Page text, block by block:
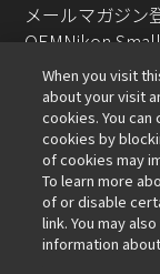
メールマガジン
OEMNikon
NIKON JOICO
その他のニコ
カメラ・双眼
インダストリ
ズ事業）
半導体露光装
When you visit
about your visit
cookies. You
cookies by
of cookies may
To learn more
of or disable
link. You may
information